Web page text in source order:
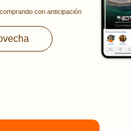
con anticipación